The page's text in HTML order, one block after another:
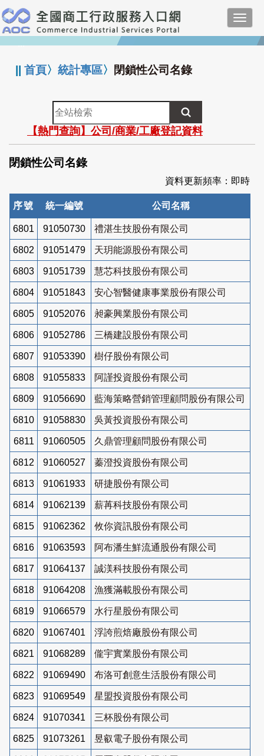
跳
到
主
要
:::
||首頁〉統計專區〉 閉鎖性公司名錄
全
站
檢
索
【熱門查詢】公司/商業/工廠登記資料
閉鎖性公司名錄
資料更新頻率：即時
序號 統一編號 公司名稱
6801 91050730 禮湛生技股份有限公司
6802 91051479 天玥能源股份有限公司
6803 91051739 慧芯科技股份有限公司
6804 91051843 安心智醫健康事業股份有限公司
6805 91052076 昶豪興業股份有限公司
6806 91052786 三橋建設股份有限公司
6807 91053390 樹仔股份有限公司
6808 91055833 阿謹投資股份有限公司
6809 91056690 藍海策略營銷管理顧問股份有限公司
6810 91058830 吳黃投資股份有限公司
6811 91060505 久鼎管理顧問股份有限公司
6812 91060527 蓁澄投資股份有限公司
6813 91061933 研捷股份有限公司
6814 91062139 薪苒科技股份有限公司
6815 91062362 攸你資訊股份有限公司
6816 91063593 阿布潘生鮮流通股份有限公司
6817 91064137 誠渼科技股份有限公司
6818 91064208 漁獲滿載股份有限公司
6819 91066579 水行星股份有限公司
6820 91067401 浮誇煎焙廠股份有限公司
6821 91068289 儱宇實業股份有限公司
6822 91069490 布洛可創意生活股份有限公司
6823 91069549 星盟投資股份有限公司
6824 91070341 三杯股份有限公司
6825 91073261 昱叡電子股份有限公司